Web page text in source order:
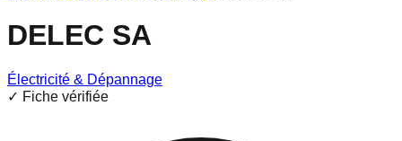
DELEC SA
Électricité & Dépannage
✓ Fiche vérifiée